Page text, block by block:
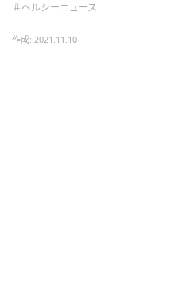
＃ヘルシーニュース
作成: 2021.11.10